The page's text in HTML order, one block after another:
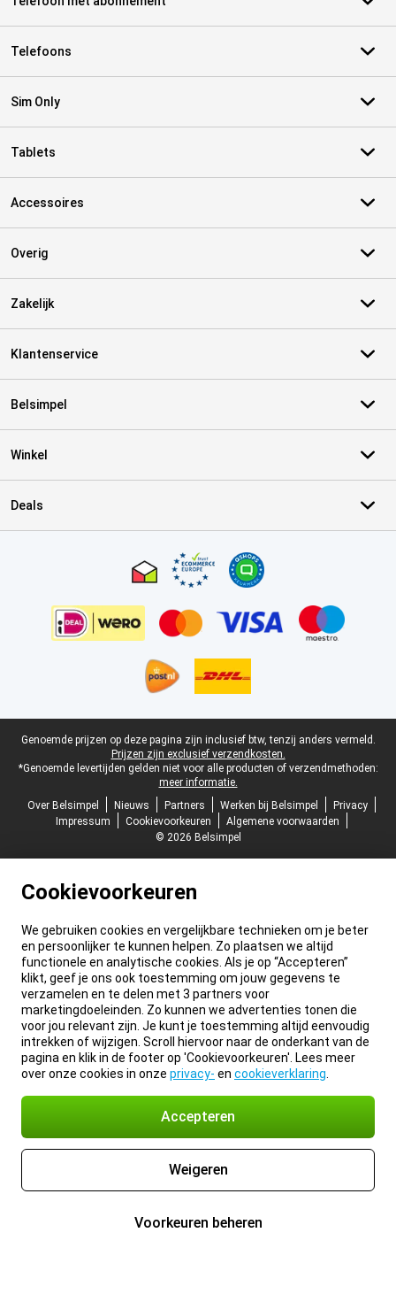
Telefoons
Sim Only
Tablets
Accessoires
Overig
Zakelijk
Klantenservice
Belsimpel
Winkel
Deals
Juridische voettekst
Genoemde prijzen op deze pagina zijn inclusief btw, tenzij anders vermeld.
Prijzen zijn exclusief verzendkosten.
*Genoemde levertijden gelden niet voor alle producten of verzendmethoden:
meer informatie.
Over Belsimpel
Nieuws Partners Werken bij Belsimpel
Privacy
Impressum
Cookievoorkeuren
Algemene voorwaarden
© 2026 Belsimpel
Cookievoorkeuren
We gebruiken cookies en vergelijkbare technieken om je beter
en persoonlijker te kunnen helpen. Zo plaatsen we altijd
functionele en analytische cookies. Als je op “Accepteren”
klikt, geef je ons ook toestemming om jouw gegevens te
verzamelen en te delen met 3 partners voor
marketingdoeleinden. Zo kunnen we advertenties tonen die
voor jou relevant zijn. Je kunt je toestemming altijd eenvoudig
intrekken of wijzigen. Scroll hiervoor naar de onderkant van de
pagina en klik in de footer op 'Cookievoorkeuren'. Lees meer
over onze cookies in onze privacy- en cookieverklaring
Accepteren
Weigeren
Voorkeuren beheren